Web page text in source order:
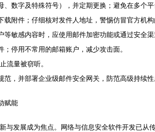
数字及特殊符号），并定期更换；避免在多个
附件；仔细核对发件人地址，警惕仿冒官方机构
敏感内容时，应使用邮件加密功能或通过安全渠
停用不常用的邮箱账户，减少攻击面。
流量被窃听。
，并部署企业级邮件安全网关，防范高级持续性
赋能
与发展成为焦点。网络与信息安全软件开发已从